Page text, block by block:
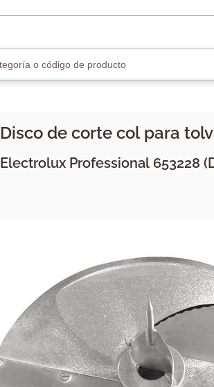
Disco de corte col para
Electrolux Professional 653228 (